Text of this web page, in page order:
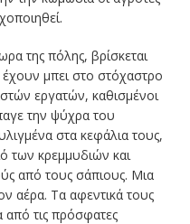
της πόλης, βρίσκεται
έχουν μπει στο στόχαστρο
εργατών, καθισμένοι
την ψύχρα του
στα κεφάλια τους,
των κρεμμυδιών και
από τους σάπιους. Μια
αέρα. Τα αφεντικά τους
τις πρόσφατες